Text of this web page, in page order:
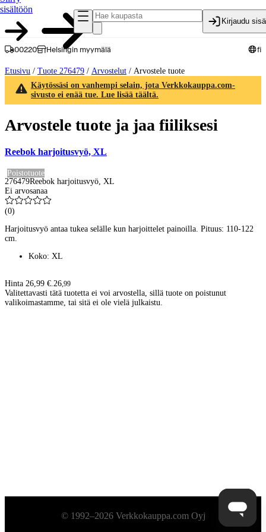
sisältöön
Kirjaudu
00220 Helsingin myymälä fi
Etusivu / Tuote 276479 / Arvostelut / Arvostele tuote
Käytössäsi on vanhempi selain, jota Verkkokauppa.com-
sivusto ei enää tue. Lue lisää täältä.
Arvostele tuote ja jaa fiiliksesi
Reebok harjoitusvyö, XL
Poistotuote
276479Reebok harjoitusvyö, XL
Ei arvosanaa
(0)
Harjoitusvyö antaa tukea selälle kun harjoittelet painoilla. Pituus: 110-122
cm.
Koko: XL
Hinta 26,99 €. 26,99
Valitettavasti tätä tuotetta ei voi arvostella, sillä tuote on poistunut
valikoimastamme, tai sitä ei ole vielä julkaistu.
Alatunniste© 1992–2026 Verkkokauppa.com Oyj